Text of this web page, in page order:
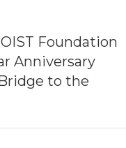
Foundation
Anniversary
to the